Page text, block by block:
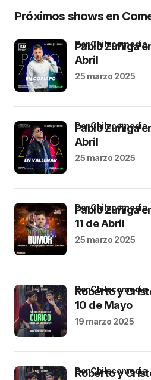
Próximos shows en
Pablo Zuñiga
Abril
por Chilecomedia
25 marzo 2025
Pablo Zuñiga
Abril
por Chilecomedia
25 marzo 2025
Pablo Zuñiga
11 de Abril
por Chilecomedia
25 marzo 2025
Roberto y
10 de Mayo
por Chilecomedia
19 marzo 2025
Roberto y
por Chilecomedia